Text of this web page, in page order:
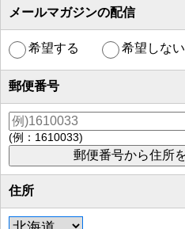
メールマガジンの配信
希望する 希望しない
郵便番号
(例：1610033)
住所